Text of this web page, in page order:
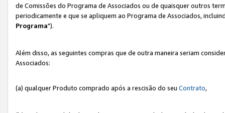
de Comissões do Programa de Associados ou de quaisquer outros
periodicamente e que se apliquem ao Programa de Associados,
Programa").
Além disso, as seguintes compras que de outra maneira seriam
Associados:
(a) qualquer Produto comprado após a rescisão do seu Contrato,